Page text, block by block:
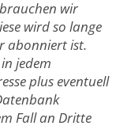
wir
wird so lange
abonniert ist.
jedem
plus eventuell
Fall an Dritte